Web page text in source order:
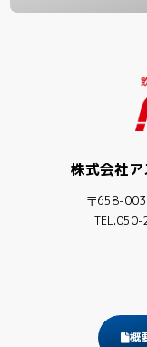
株式会社ア
〒658-
概